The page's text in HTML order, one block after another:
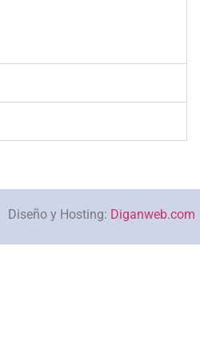
Diseño y Hosting: Diganweb.com